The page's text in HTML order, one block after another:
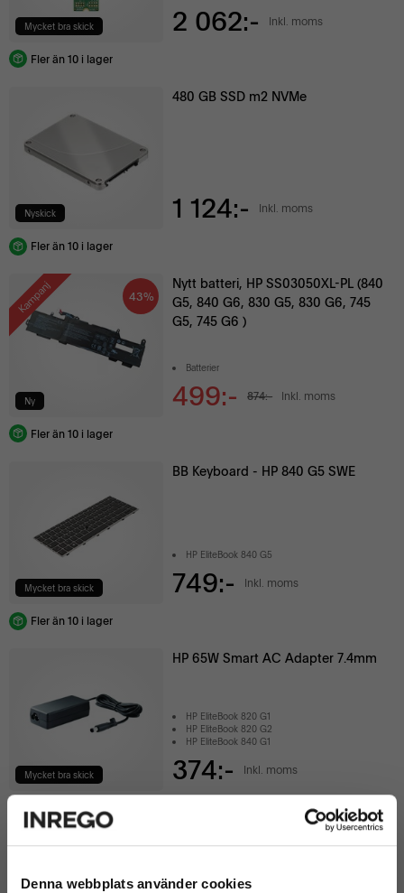
Denna webbplats använder cookies
Mycket bra skick 2 062:- Inkl. moms
Fler än 10 i lager
Nyskick
480 GB SSD m2 NVMe
1 124:- Inkl. moms
Fler än 10 i lager
Kampanj 43%
Ny
Nytt batteri, HP SS03050XL-PL (840
G5, 840 G6, 830 G5, 830 G6, 745
G5, 745 G6 )
Batterier
499:- 874:- Inkl. moms
Fler än 10 i lager
Mycket bra skick
BB Keyboard - HP 840 G5 SWE
HP EliteBook 840 G5
749:- Inkl. moms
Fler än 10 i lager
Mycket bra skick
HP 65W Smart AC Adapter 7.4mm
HP EliteBook 820 G1
HP EliteBook 820 G2
HP EliteBook 840 G1
374:- Inkl. moms
Färre än 10 kvar i lager
Nytt Batteri, Dell Latitude 5401 5410